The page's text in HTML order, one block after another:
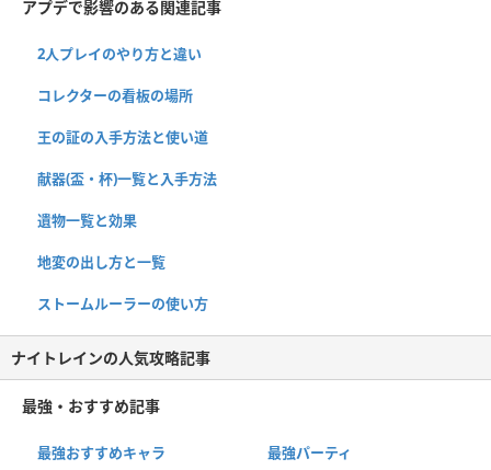
アプデで影響のある関連記事
2人プレイのやり方と違い
コレクターの看板の場所
王の証の入手方法と使い道
献器(盃・杯)一覧と入手方法
遺物一覧と効果
地変の出し方と一覧
ストームルーラーの使い方
ナイトレインの人気攻略記事
最強・おすすめ記事
最強おすすめキャラ 最強パーティ